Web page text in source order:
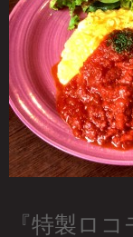
『特製ロ